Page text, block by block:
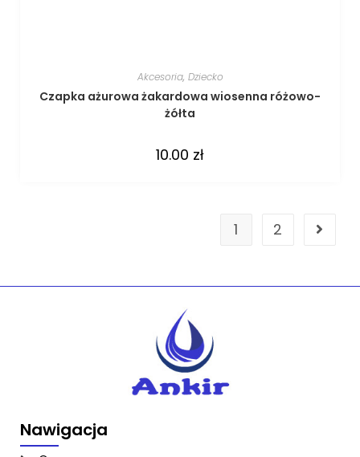
Akcesoria, Dziecko
Czapka ażurowa żakardowa wiosenna różowo-
żółta
10.00 zł
1 2
Nawigacja